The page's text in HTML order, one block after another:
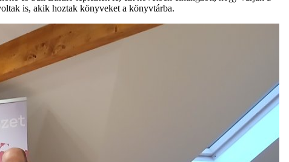
is, akik hoztak könyveket a könyvtárba.